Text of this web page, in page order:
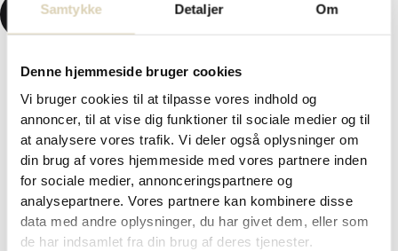
Samtykke Detaljer Om
Denne hjemmeside bruger cookies
Vi bruger cookies til at tilpasse vores indhold og
annoncer, til at vise dig funktioner til sociale medier og til
at analysere vores trafik. Vi deler også oplysninger om
din brug af vores hjemmeside med vores partnere inden
for sociale medier, annonceringspartnere og
analysepartnere. Vores partnere kan kombinere disse
data med andre oplysninger, du har givet dem, eller som
de har indsamlet fra din brug af deres tjenester.
KR.0,000
Forside/Påskechokolade og påskegaver 2026/ Påskegave
med fyldte chokoladeæg, marcipanæg og folieæg – 480g
Påskegave med fyldte
chokoladeæg, marcipanæg og
folieæg – 480g